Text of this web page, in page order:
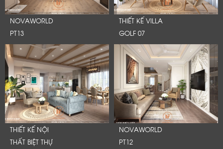
NOVAWORLD
PT13
THIẾT KẾ VILLA
GOLF 07
THIẾT KẾ NỘI
THẤT BIỆT THỰ
NOVAWORLD
PT12